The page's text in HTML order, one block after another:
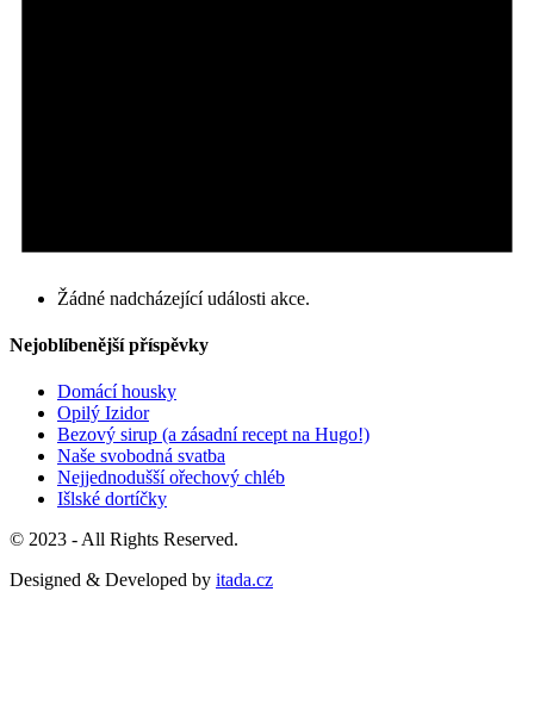
Žádné nadcházející události akce.
Nejoblíbenější příspěvky
Domácí housky
Opilý Izidor
Bezový sirup (a zásadní recept na Hugo!)
Naše svobodná svatba
Nejjednodušší ořechový chléb
Išlské dortíčky
© 2023 - All Rights Reserved.
Designed & Developed by itada.cz